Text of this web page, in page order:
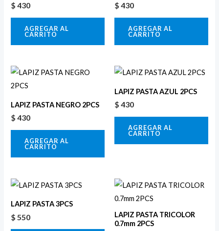
$ 430
AGREGAR AL
CARRITO
$ 430
AGREGAR AL
CARRITO
LAPIZ PASTA NEGRO 2PCS
$ 430
AGREGAR AL
CARRITO
LAPIZ PASTA AZUL 2PCS
$ 430
AGREGAR AL
CARRITO
LAPIZ PASTA 3PCS
$ 550
LAPIZ PASTA TRICOLOR
0.7mm 2PCS